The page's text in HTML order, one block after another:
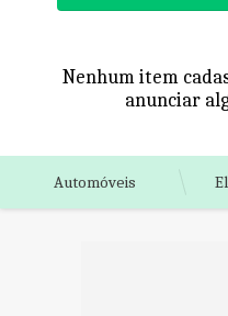
Nenhum item
anunciar
Automóveis